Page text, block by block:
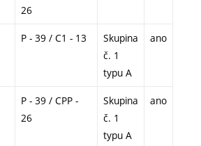
26
P - 39 / C1 - 13
Skupina
č. 1
typu A
ano
P - 39 / CPP -
26
Skupina
č. 1
typu A
ano